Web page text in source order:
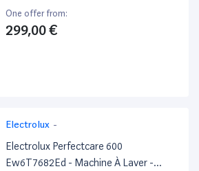
One offer from:
299,00 €
Electrolux -
Electrolux Perfectcare 600
Ew6T7682Ed - Machine À Laver -